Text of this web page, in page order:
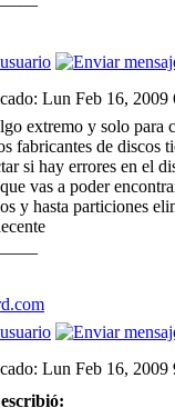
Lun Feb 16, 2009
extremo y solo para
fabricantes de discos
si hay errores en el
vas a poder
y hasta particiones
Lun Feb 16, 2009